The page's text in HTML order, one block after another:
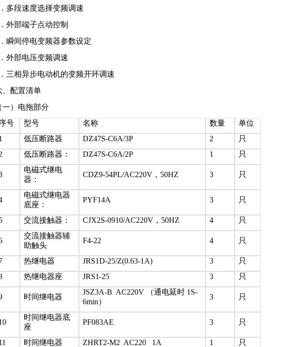
多段速度选择变频调速
外部端子点动控制
瞬间停电变频器参数设定
外部电压变频调速
三相异步电动机的变频开环调速
、配置清单
一）电拖部分
号
型号 名称 数量
单位
低压断路器 DZ47S-C6A/3P 2
只
低压断路器： DZ47S-C6A/2P 1 只
电磁式继电
器：
CDZ9-54PL/AC220V，50HZ 3 只
电磁式继电器
底座：
PYF14A 3 只
交流接触器： CJX2S-0910/AC220V，50HZ 4 只
交流接触器辅
助触头
F4-22 4 只
热继电器 JRS1D-25/Z(0.63-1A) 3
只
热继电器座 JRS1-25 3 只
时间继电器
JSZ3A-B AC220V （通电延时 1S-
6min）
3 只
时间继电器底
座
PF083AE 3 只
时间继电器 ZHRT2-M2 AC220 1A 1 只